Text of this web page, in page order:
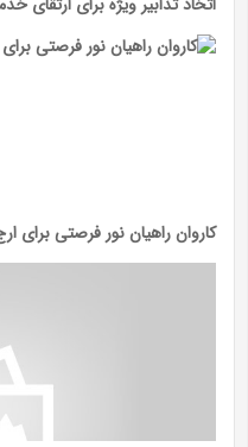
کاروان راهیان نور فرصتی برای